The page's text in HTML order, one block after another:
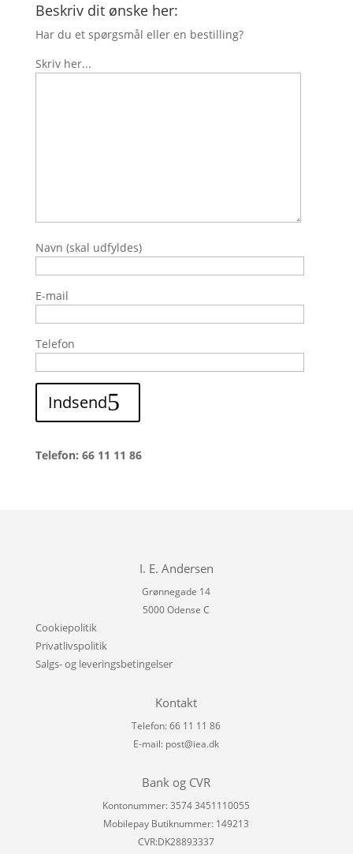
Beskriv dit ønske her:
Har du et spørgsmål eller en bestilling?
Skriv her...
Navn (skal udfyldes)
E-mail
Telefon
Indsend
Telefon: 66 11 11 86
I. E. Andersen
Grønnegade 14
5000 Odense C
Cookiepolitik
Privatlivspolitik
Salgs- og leveringsbetingelser
Kontakt
Telefon: 66 11 11 86
E-mail: post@iea.dk
Bank og CVR
Kontonummer: 3574 3451110055
Mobilepay Butiknummer: 149213
CVR:DK28893337